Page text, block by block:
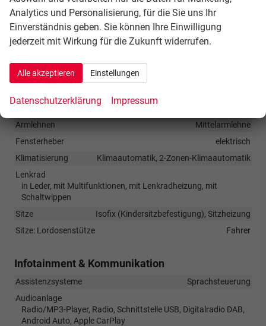
mit Abblendautomatik, links, Licht- und Regensensor,
Scheinwerfer LED, Einparkhilfe vorn und hinten,
Fahrassistenz-System: Kreuzungs-Assistent (Crossroad
Fahrassistenz-System: Spurhalteassistent (Lane Assist),
Reifendruck-Kontrollsystem
Innen
Armlehnen
Mittelarmlehne
Fensterheber
elektrisch
Klimatisierung
Klimaautomatik, 2-Zonen-Klimaautomatik
Lenkrad
in Leder, mit Multifunktionen, mit Lenkradheizung, mit
Schaltwippen
Sitze
Isofix (Kindersitzbefestigung), Sitzheizung
Sitze: Lordosenstütze
Fahrer
Infotainment & Kommunikation
Assistenzsysteme
Sprachsteuerung
Audioanlage
Radio/MP3-Player, Radio, Schnittstelle USB, Digitalradio DAB,
Android Auto, Apple CarPlay
Analytics und Personalisierung, für die Sie uns Ihr
Einverständnis geben. Sie können Ihre Einwilligung
jederzeit mit Wirkung für die Zukunft widerrufen.
Alle akzeptieren Einstellungen
Datenschutzerklärung Impressum